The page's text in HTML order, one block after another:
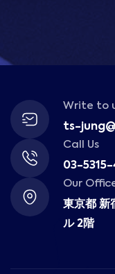
Write to
ts-
Call Us
03-5315-
Our
東京都 新
ル 2階